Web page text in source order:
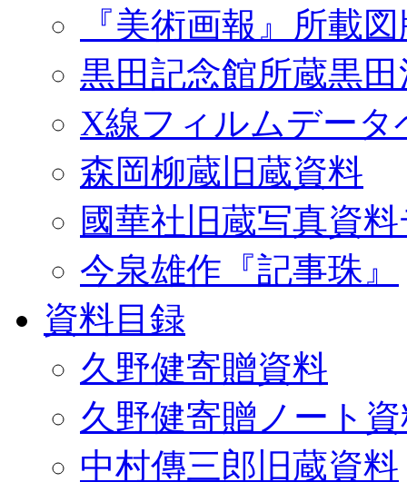
『美術画報』所載
黒田記念館所蔵黒
X線フィルムデータ
森岡柳蔵旧蔵資料
國華社旧蔵写真資
今泉雄作『記事珠』
資料目録
久野健寄贈資料
久野健寄贈ノート
中村傳三郎旧蔵資料